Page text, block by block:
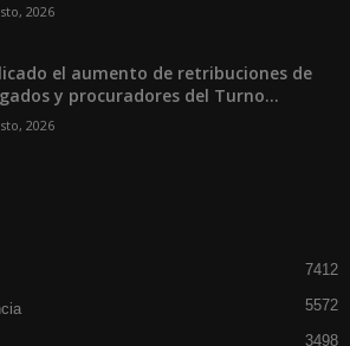
2026
el aumento de retribuciones de
y procuradores del Turno...
2026
7412
5572
3498